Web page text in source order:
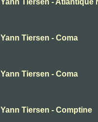
Yann Tiersen - Atlantique
Yann Tiersen - Coma
Yann Tiersen - Coma
Yann Tiersen - Comptine